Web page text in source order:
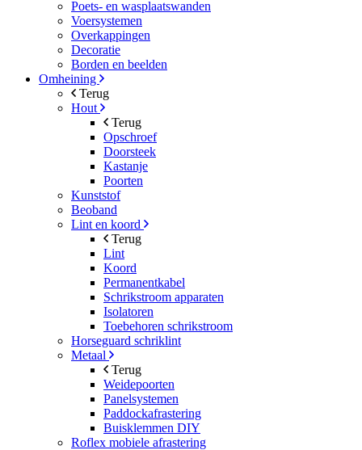
Poets- en wasplaatswanden
Voersystemen
Overkappingen
Decoratie
Borden en beelden
Omheining
Terug
Hout
Terug
Opschroef
Doorsteek
Kastanje
Poorten
Kunststof
Beoband
Lint en koord
Terug
Lint
Koord
Permanentkabel
Schrikstroom apparaten
Isolatoren
Toebehoren schrikstroom
Horseguard schriklint
Metaal
Terug
Weidepoorten
Panelsystemen
Paddockafrastering
Buisklemmen DIY
Roflex mobiele afrastering